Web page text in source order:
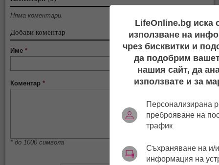
Няма коментари.
Добави коментар
Име*
Коментар*
* до 1000 символа
LifeOnline.bg иска
използване на
чрез бисквитки и
да подобрим
нашия сайт, да
използвате и за
Персонализирана
преброяване на
трафик
Съхраняване на и/
информация на